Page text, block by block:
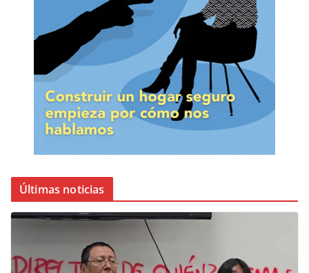
Últimas noticias